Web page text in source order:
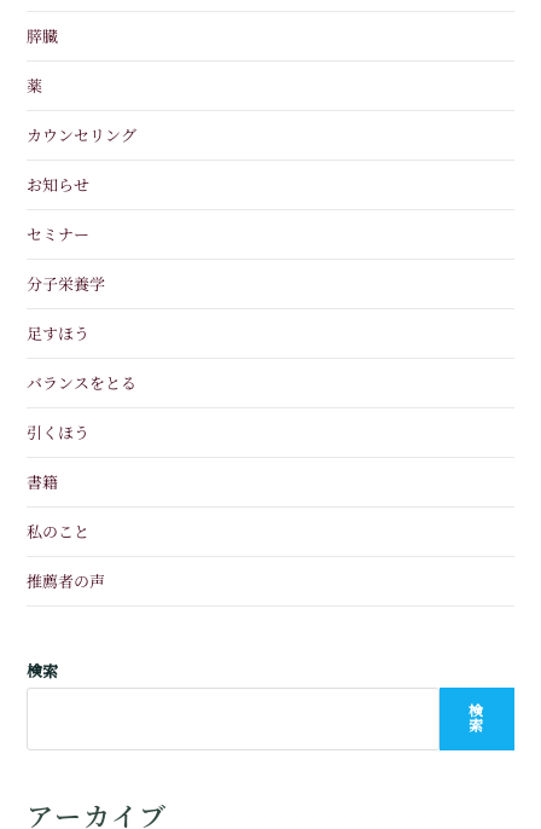
膵臓
薬
カウンセリング
お知らせ
セミナー
分子栄養学
足すほう
バランスをとる
引くほう
書籍
私のこと
推薦者の声
検索
検
索
アーカイブ